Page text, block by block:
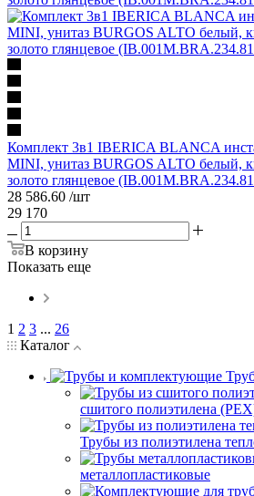
Комплект 3в1 IBERICA BLANCA
MINI, унитаз BURGOS ALTO белый,
золото глянцевое
28 586.60 /шт
29 170
В корзину
Показать еще
1 2 3 ... 26
Каталог
сшитого полиэтилена
Трубы из полиэтилена
металлопластиковые